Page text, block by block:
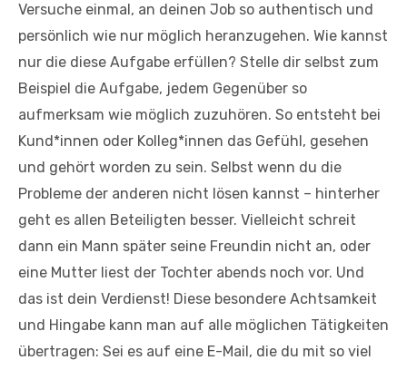
Versuche einmal, an deinen Job so authentisch und
persönlich wie nur möglich heranzugehen. Wie kannst
nur die diese Aufgabe erfüllen? Stelle dir selbst zum
Beispiel die Aufgabe, jedem Gegenüber so
aufmerksam wie möglich zuzuhören. So entsteht bei
Kund*innen oder Kolleg*innen das Gefühl, gesehen
und gehört worden zu sein. Selbst wenn du die
Probleme der anderen nicht lösen kannst – hinterher
geht es allen Beteiligten besser. Vielleicht schreit
dann ein Mann später seine Freundin nicht an, oder
eine Mutter liest der Tochter abends noch vor. Und
das ist dein Verdienst! Diese besondere Achtsamkeit
und Hingabe kann man auf alle möglichen Tätigkeiten
übertragen: Sei es auf eine E-Mail, die du mit so viel